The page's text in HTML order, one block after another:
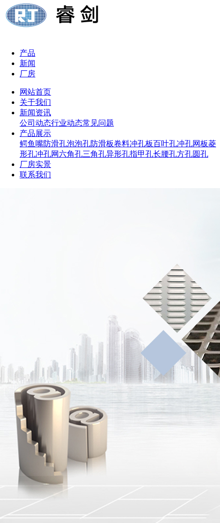
产品
新闻
厂房
网站首页
关于我们
新闻资讯
公司动态行业动态常见问题
产品展示
鳄鱼嘴防滑孔泡泡孔防滑板卷料冲孔板百叶孔冲孔网板菱
形孔冲孔网 六角孔三角孔异形孔指甲孔长腰孔方孔圆孔
厂房实景
联系我们